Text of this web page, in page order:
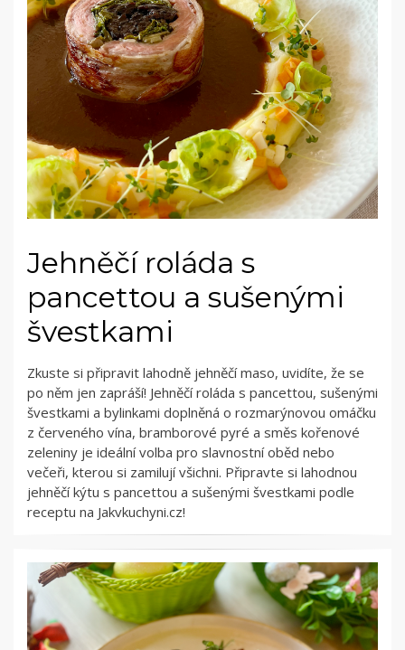
Jehněčí roláda s
pancettou a sušenými
švestkami
Zkuste si připravit lahodně jehněčí maso, uvidíte, že se
po něm jen zapráší! Jehněčí roláda s pancettou, sušenými
švestkami a bylinkami doplněná o rozmarýnovou omáčku
z červeného vína, bramborové pyré a směs kořenové
zeleniny je ideální volba pro slavnostní oběd nebo
večeři, kterou si zamilují všichni. Připravte si lahodnou
jehněčí kýtu s pancettou a sušenými švestkami podle
receptu na Jakvkuchyni.cz!